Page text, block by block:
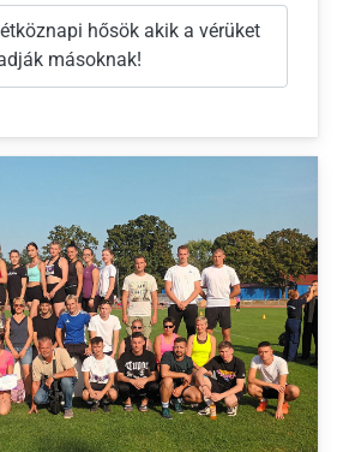
hősök akik a vérüket
másoknak!